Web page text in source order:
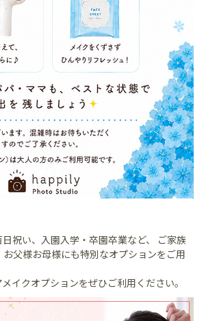
祝い、入園入学・卒園卒業など、
ご家族
父様お母様にも特別なオプションをご用
イクオプションをぜひご利用ください。